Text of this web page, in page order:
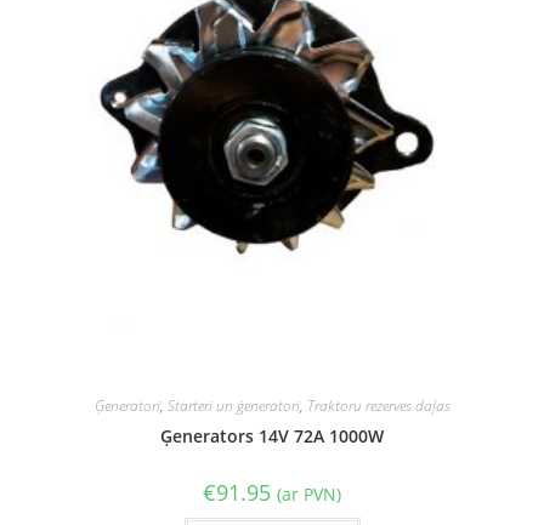
Ģeneratori, Starteri un ģeneratori, Traktoru rezerves daļas
Ģenerators 14V 72A 1000W
€91.95 (ar PVN)